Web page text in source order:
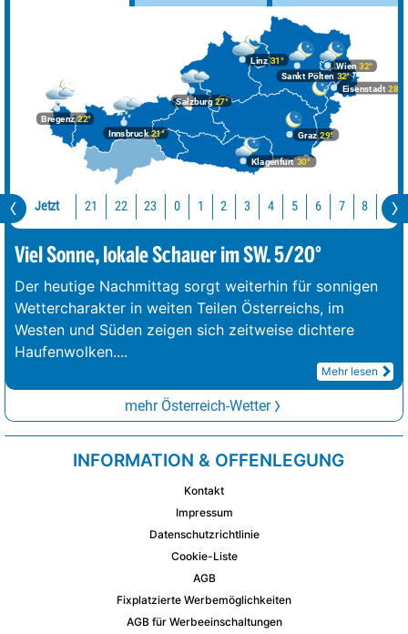
Bregenz22°
Graz29°
Innsbruck21°
Klagenfurt 30°
Linz31°
Salzburg27°
Wien 32°
Eisenstadt 28°
Sankt Pölten 32°
Jetzt 21 22 23 0 1 2 3 4 5 6 7 8
Viel Sonne, lokale Schauer im SW. 5/20°
Der heutige Nachmittag sorgt weiterhin für sonnigen
Wettercharakter in weiten Teilen Österreichs, im
Westen und Süden zeigen sich zeitweise dichtere
Haufenwolken....
Mehr lesen
mehr Österreich-Wetter
INFORMATION & OFFENLEGUNG
Kontakt
Impressum
Datenschutzrichtlinie
Cookie-Liste
AGB
Fixplatzierte Werbemöglichkeiten
AGB für Werbeeinschaltungen